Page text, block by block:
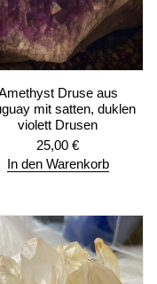
Druse aus
mit satten, duklen
violett Drusen
25,00 €
In den Warenkorb